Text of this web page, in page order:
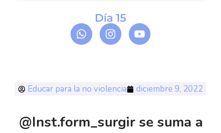
Día 15
Educar para la no violencia diciembre 9, 2022
@Inst.form_surgir se suma a